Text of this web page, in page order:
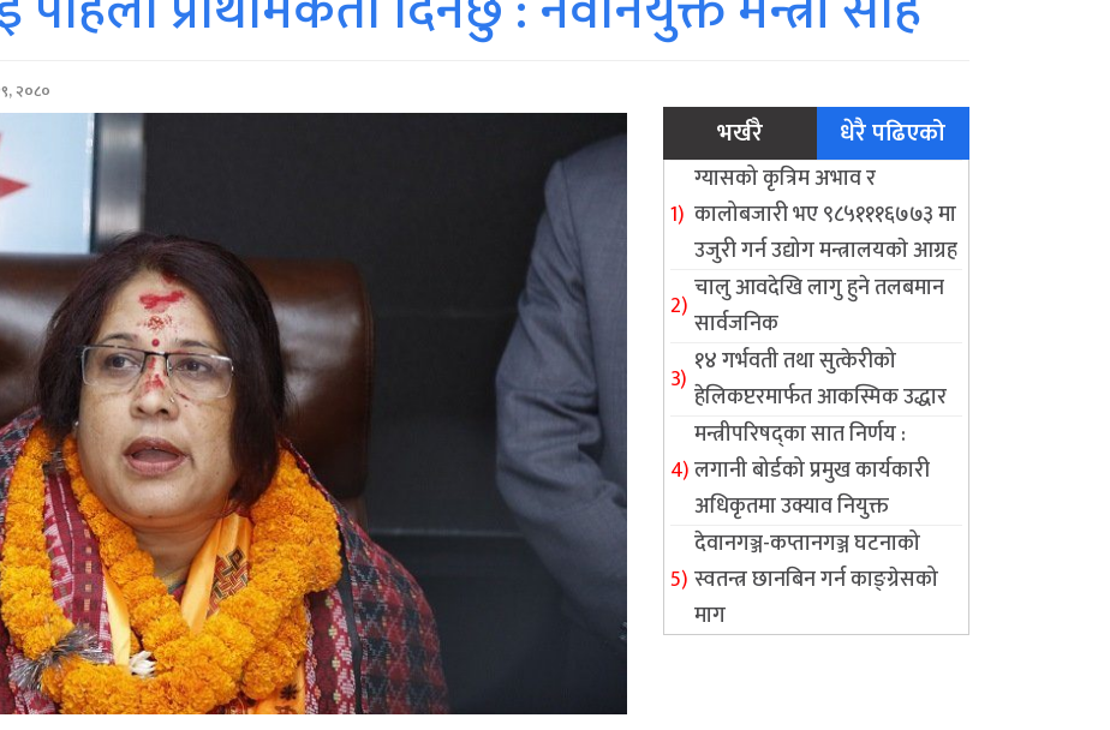
२०८०
भर्खरै धेरै पढिएको
ग्यासको कृत्रिम अभाव र
कालोबजारी भए ९८५१११६७७३ मा
उजुरी गर्न उद्योग मन्त्रालयकाे आग्रह
चालु आवदेखि लागु हुने तलबमान
सार्वजनिक
१४ गर्भवती तथा सुत्केरीको
हेलिकप्टरमार्फत आकस्मिक उद्धार
मन्त्रीपरिषद्का सात निर्णय :
लगानी बोर्डको प्रमुख कार्यकारी
अधिकृतमा उक्याव नियुक्त
देवानगञ्ज-कप्तानगञ्ज घटनाको
स्वतन्त्र छानबिन गर्न काङ्ग्रेसको
माग